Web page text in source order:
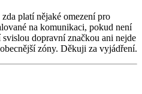
platí nějaké omezení pro
na komunikaci, pokud není
dopravní značkou ani nejde
zóny. Děkuji za vyjádření.